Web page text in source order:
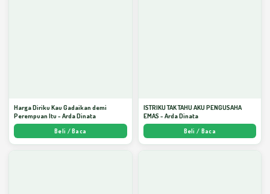
Harga Diriku Kau Gadaikan demi
Perempuan Itu - Arda Dinata
Beli / Baca
ISTRIKU TAK TAHU AKU PENGUSAHA
EMAS - Arda Dinata
Beli / Baca